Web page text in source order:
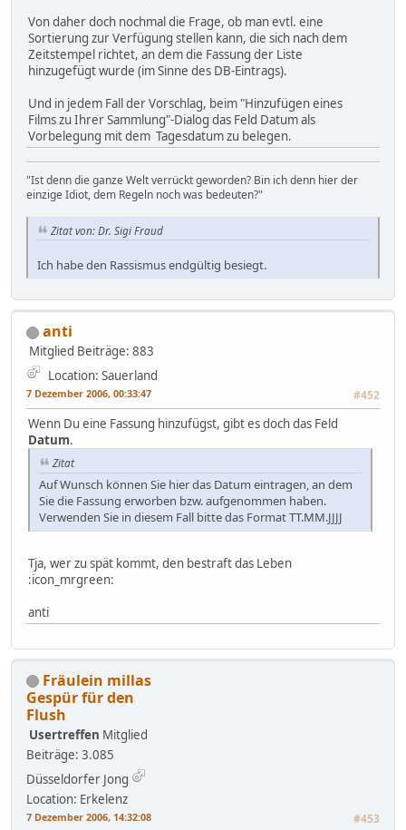
Von daher doch nochmal die Frage, ob man evtl. eine
Sortierung zur Verfügung stellen kann, die sich nach dem
Zeitstempel richtet, an dem die Fassung der Liste
hinzugefügt wurde (im Sinne des DB-Eintrags).
Und in jedem Fall der Vorschlag, beim "Hinzufügen eines
Films zu Ihrer Sammlung"-Dialog das Feld Datum als
Vorbelegung mit dem Tagesdatum zu belegen.
"Ist denn die ganze Welt verrückt geworden? Bin ich denn hier der
einzige Idiot, dem Regeln noch was bedeuten?"
Zitat von: Dr. Sigi Fraud
Ich habe den Rassismus endgültig besiegt.
anti
Mitglied Beiträge: 883
Location: Sauerland
7 Dezember 2006, 00:33:47 #452
Wenn Du eine Fassung hinzufügst, gibt es doch das Feld
Datum.
Zitat
Auf Wunsch können Sie hier das Datum eintragen, an dem
Sie die Fassung erworben bzw. aufgenommen haben.
Verwenden Sie in diesem Fall bitte das Format TT.MM.JJJJ
Tja, wer zu spät kommt, den bestraft das Leben
:icon_mrgreen:
anti
Fräulein millas
Gespür für den
Flush
Usertreffen Mitglied
Beiträge: 3.085
Düsseldorfer Jong
Location: Erkelenz
7 Dezember 2006, 14:32:08 #453